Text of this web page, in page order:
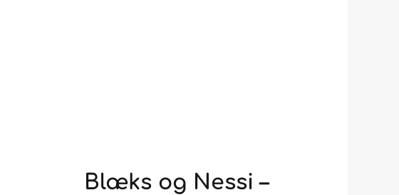
Blæks og Nessi –